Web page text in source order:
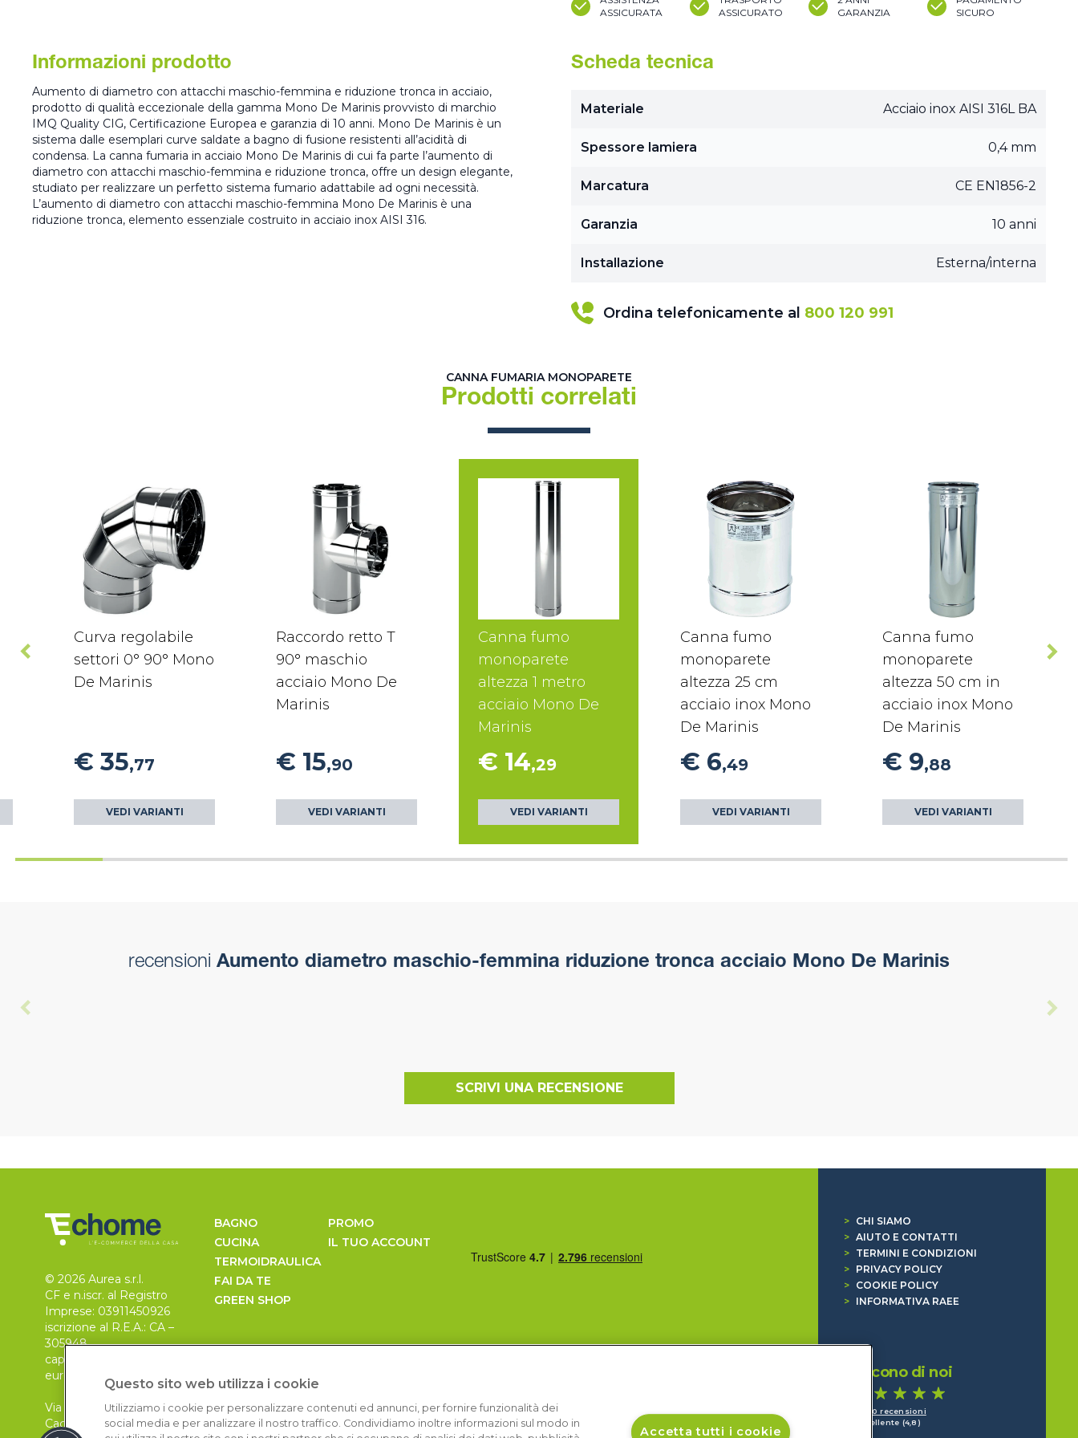
ASSICURATA
ASSICURATO
GARANZIA
SICURO
Informazioni prodotto
Aumento di diametro con attacchi maschio-femmina e riduzione tronca in acciaio,
prodotto di qualità eccezionale della gamma Mono De Marinis provvisto di marchio
IMQ Quality CIG, Certificazione Europea e garanzia di 10 anni. Mono De Marinis è un
sistema dalle esemplari curve saldate a bagno di fusione resistenti all’acidità di
condensa. La canna fumaria in acciaio Mono De Marinis di cui fa parte l’aumento di
diametro con attacchi maschio-femmina e riduzione tronca, offre un design elegante,
studiato per realizzare un perfetto sistema fumario adattabile ad ogni necessità.
L’aumento di diametro con attacchi maschio-femmina Mono De Marinis è una
riduzione tronca, elemento essenziale costruito in acciaio inox AISI 316.
Scheda tecnica
Materiale Acciaio inox AISI 316L BA
Spessore lamiera 0,4 mm
Marcatura CE EN1856-2
Garanzia 10 anni
Installazione Esterna/interna
Ordina telefonicamente al 800 120 991
CANNA FUMARIA MONOPARETE
Prodotti correlati
Curva regolabile
settori 0° 90° Mono
De Marinis
€ 35,77
VEDI VARIANTI
Raccordo retto T
90° maschio
acciaio Mono De
Marinis
€ 15,90
VEDI VARIANTI
Canna fumo
monoparete
altezza 1 metro
acciaio Mono De
Marinis
€ 14,29
VEDI VARIANTI
Canna fumo
monoparete
altezza 25 cm
acciaio inox Mono
De Marinis
€ 6,49
VEDI VARIANTI
Canna fumo
monoparete
altezza 50 cm in
acciaio inox Mono
De Marinis
€ 9,88
VEDI VARIANTI
recensioni Aumento diametro maschio-femmina riduzione tronca acciaio Mono De Marinis
SCRIVI UNA RECENSIONE
© 2026 Aurea s.r.l.
CF e n.iscr. al Registro
Imprese: 03911450926
iscrizione al R.E.A.: CA –
305948
capitale sociale 30.000
euro, i.v.
Via Pietro Leo n. 6
Cagliari
BAGNO
CUCINA
TERMOIDRAULICA
FAI DA TE
GREEN SHOP
PROMO
IL TUO ACCOUNT
>
CHI SIAMO
> AIUTO E CONTATTI
>
TERMINI E CONDIZIONI
>
PRIVACY POLICY
>
COOKIE POLICY
>
INFORMATIVA RAEE
Dicono di noi
1.640 recensioni
Eccellente (4,8)
Questo sito web utilizza i cookie
Utilizziamo i cookie per personalizzare contenuti ed annunci, per fornire funzionalità dei
social media e per analizzare il nostro traffico. Condividiamo inoltre informazioni sul modo in
Accetta tutti i cookie